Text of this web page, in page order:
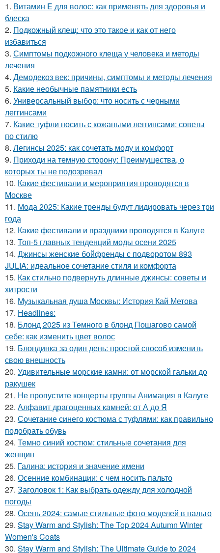
1. Витамин E для волос: как применять для здоровья и
блеска
2. Подкожный клещ: что это такое и как от него
избавиться
3. Симптомы подкожного клеща у человека и методы
лечения
4. Демодекоз век: причины, симптомы и методы лечения
5. Какие необычные памятники есть
6. Универсальный выбор: что носить с черными
леггинсами
7. Какие туфли носить с кожаными леггинсами: советы
по стилю
8. Легинсы 2025: как сочетать моду и комфорт
9. Приходи на темную сторону: Преимущества, о
которых ты не подозревал
10. Какие фестивали и мероприятия проводятся в
Москве
11. Мода 2025: Какие тренды будут лидировать через три
года
12. Какие фестивали и праздники проводятся в Калуге
13. Топ-5 главных тенденций моды осени 2025
14. Джинсы женские бойфренды с подворотом 893
JULIA: идеальное сочетание стиля и комфорта
15. Как стильно подвернуть длинные джинсы: советы и
хитрости
16. Музыкальная душа Москвы: История Кай Метова
17. Headlines:
18. Блонд 2025 из Темного в блонд Пошагово самой
себе: как изменить цвет волос
19. Блондинка за один день: простой способ изменить
свою внешность
20. Удивительные морские камни: от морской гальки до
ракушек
21. Не пропустите концерты группы Анимация в Калуге
22. Алфавит драгоценных камней: от А до Я
23. Сочетание синего костюма с туфлями: как правильно
подобрать обувь
24. Темно синий костюм: стильные сочетания для
женщин
25. Галина: история и значение имени
26. Осенние комбинации: с чем носить пальто
27. Заголовок 1: Как выбрать одежду для холодной
погоды
28. Осень 2024: самые стильные фото моделей в пальто
29. Stay Warm and Stylish: The Top 2024 Autumn Winter
Women's Coats
30. Stay Warm and Stylish: The Ultimate Guide to 2024